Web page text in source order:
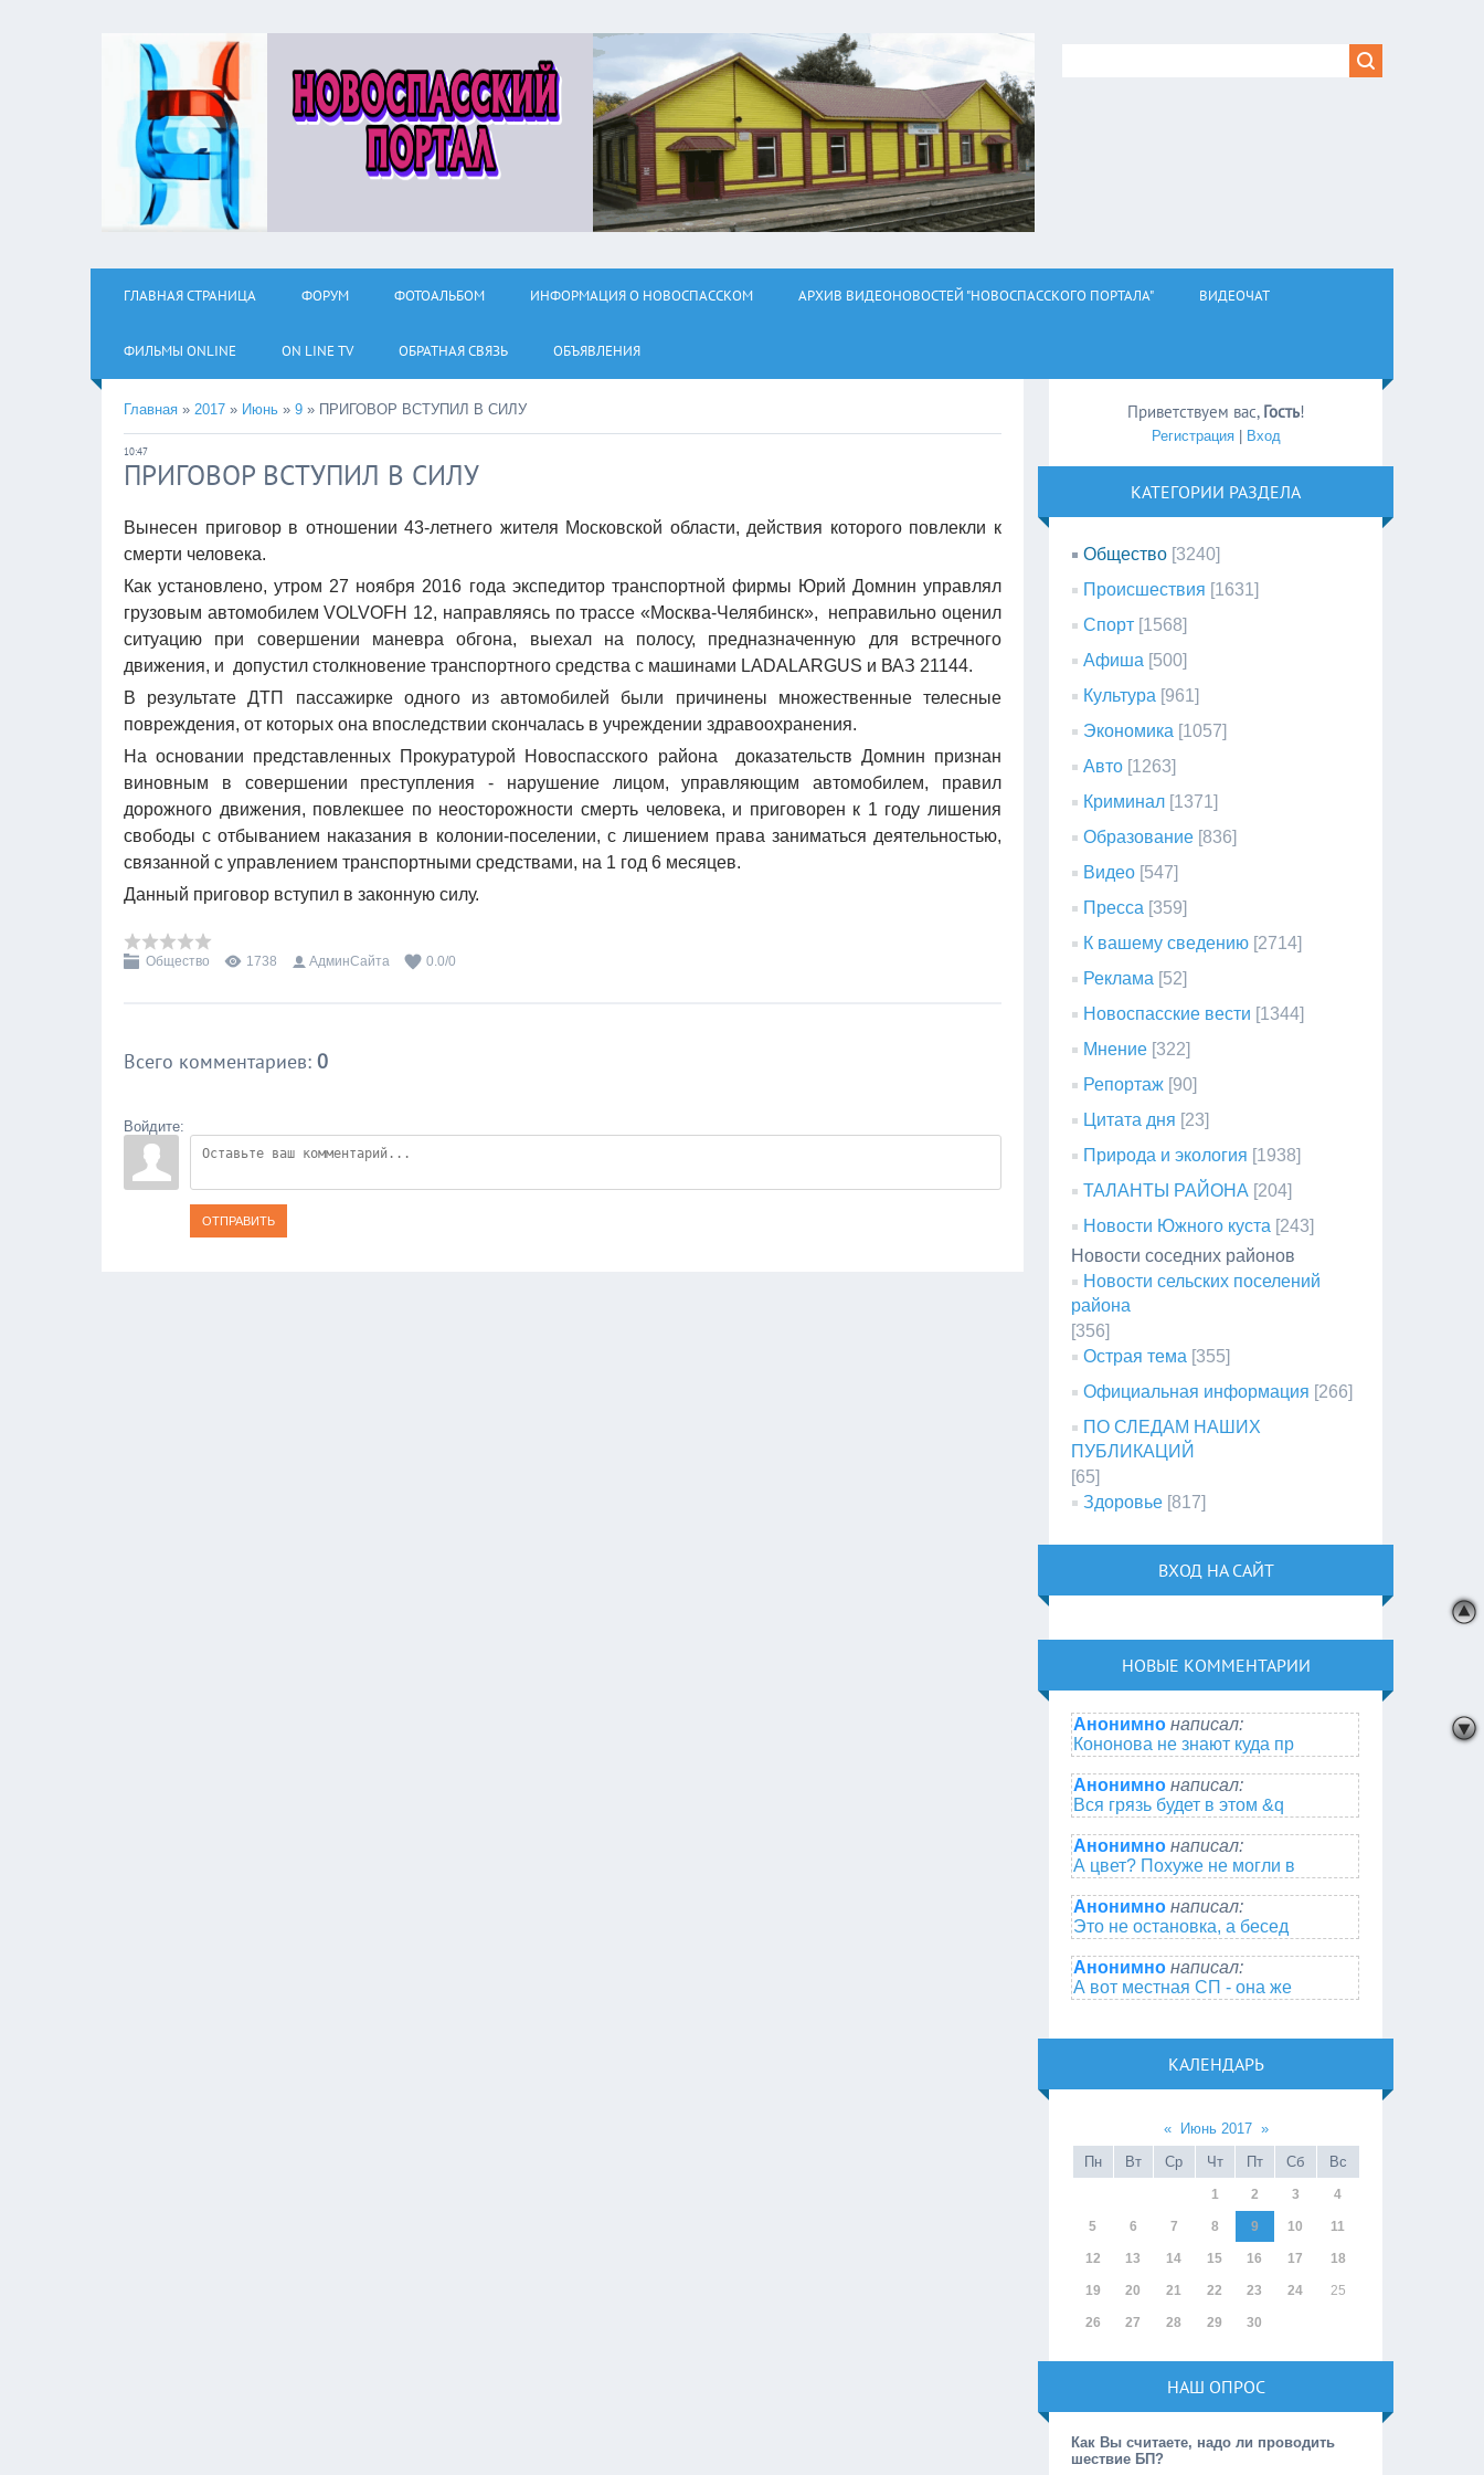
ГЛАВНАЯ СТРАНИЦА ФОРУМ ФОТОАЛЬБОМ ИНФОРМАЦИЯ О НОВОСПАССКОМ АРХИВ ВИДЕОНОВОСТЕЙ "НОВОСПАССКОГО ПОРТАЛА" ВИДЕОЧАТ
ФИЛЬМЫ ОNLINE ON LINE TV ОБРАТНАЯ СВЯЗЬ ОБЪЯВЛЕНИЯ
Главная » 2017 » Июнь » 9 » ПРИГОВОР ВСТУПИЛ В СИЛУ
10:47
ПРИГОВОР ВСТУПИЛ В СИЛУ
Вынесен приговор в отношении 43-летнего жителя Московской области, действия которого повлекли к
смерти человека.
Как установлено, утром 27 ноября 2016 года экспедитор транспортной фирмы Юрий Домнин управлял
грузовым автомобилемVOLVOFH 12, направляясь по трассе «Москва-Челябинск», неправильно оценил
ситуацию при совершении маневра обгона, выехал на полосу, предназначенную для встречного
движения, и допустил столкновение транспортного средства с машинами LADA LARGUS и ВАЗ 21144.
В результате ДТП пассажирке одного из автомобилей были причинены множественные телесные
повреждения, от которых она впоследствии скончалась в учреждении здравоохранения.
На основании представленных Прокуратурой Новоспасского района доказательств Домнин признан
виновным в совершении преступления - нарушение лицом, управляющим автомобилем, правил
дорожного движения, повлекшее по неосторожности смерть человека, и приговорен к 1 году лишения
свободыс отбыванием наказания в колонии-поселении, с лишением права заниматься деятельностью,
связанной с управлением транспортными средствами, на 1 год 6 месяцев.
Данный приговор вступил в законную силу.
Общество 1738 АдминСайта 0.0/0
Всего комментариев: 0
Войдите:
ОТПРАВИТЬ
Приветствуем вас, Гость!
Регистрация| Вход
КАТЕГОРИИ РАЗДЕЛА
Общество [3240]
Происшествия [1631]
Спорт [1568]
Афиша [500]
Культура [961]
Экономика [1057]
Авто [1263]
Криминал [1371]
Образование [836]
Видео [547]
Пресса [359]
К вашему сведению [2714]
Реклама [52]
Новоспасские вести [1344]
Мнение [322]
Репортаж [90]
Цитата дня [23]
Природа и экология [1938]
ТАЛАНТЫ РАЙОНА [204]
Новости Южного куста [243]
Новости соседних районов
Новости сельских поселений
района
[356]
Острая тема [355]
Официальная информация [266]
ПО СЛЕДАМ НАШИХ
ПУБЛИКАЦИЙ
[65]
Здоровье [817]
ВХОД НА САЙТ
НОВЫЕ КОММЕНТАРИИ
Анонимно написал:
Кононова не знают куда пр
Анонимно написал:
Вся грязь будет в этом &q
Анонимно написал:
А цвет? Похуже не могли в
Анонимно написал:
Это не остановка, а бесед
Анонимно написал:
А вот местная СП - она же
КАЛЕНДАРЬ
« Июнь 2017 »
Пн
Вт Ср Чт Пт Сб Вс
1 2 3 4
5 6 7 8 9 10 11
12 13 14 15 16 17 18
19 20 21 22 23 24 25
26 27 28 29 30
НАШ ОПРОС
Как Вы считаете, надо ли проводить
шествие БП?